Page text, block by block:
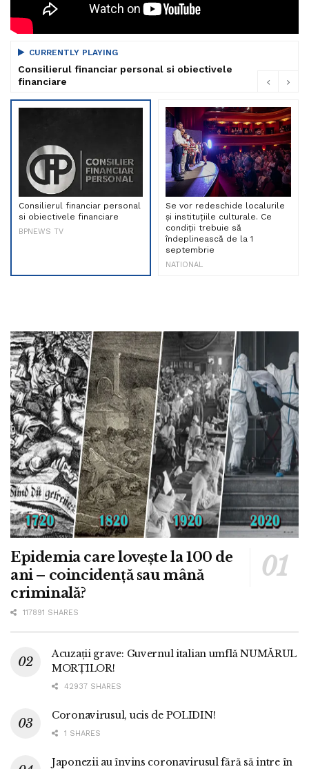
CURRENTLY PLAYING
Consilierul financiar personal si obiectivele
financiare
Consilierul financiar personal
si obiectivele financiare
BPNEWS TV
Se vor redeschide localurile
și instituțiile culturale. Ce
condiții trebuie să
îndeplinească de la 1
septembrie
NATIONAL
Epidemia care lovește la 100 de
ani – coincidență sau mână
criminală?
117891 SHARES
Acuzații grave: Guvernul italian umflă NUMĂRUL
MORȚILOR!
42937 SHARES
Coronavirusul, ucis de POLIDIN!
1 SHARES
Japonezii au învins coronavirusul fără să intre în